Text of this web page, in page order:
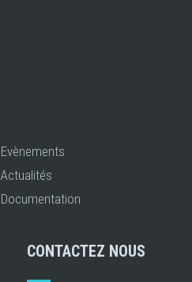
Evènements
Actualités
Documentation
CONTACTEZ NOUS